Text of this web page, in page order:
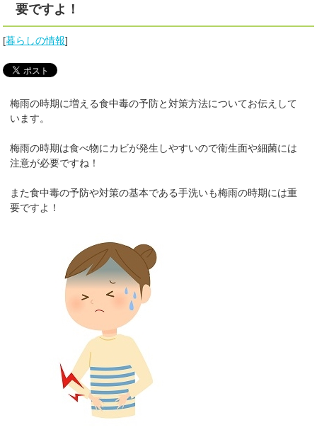
要ですよ！
[暮らしの情報]
梅雨の時期に増える食中毒の予防と対策方法についてお伝えして
います。
梅雨の時期は食べ物にカビが発生しやすいので衛生面や細菌には
注意が必要ですね！
また食中毒の予防や対策の基本である手洗いも梅雨の時期には重
要ですよ！